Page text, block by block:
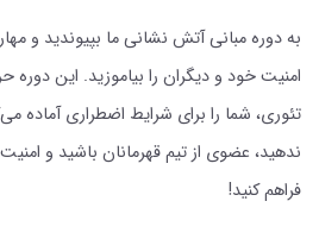
به دوره مبانی آتش نشانی ما بپیوندید و
امنیت خود و دیگران را بیاموزید. این
تئوری، شما را برای شرایط اضطراری آماده
ندهید، عضوی از تیم قهرمانان باشید و
فراهم کنید!